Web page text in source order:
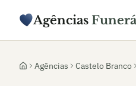
Agências
Agências Castelo Branco